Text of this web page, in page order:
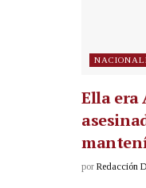
Ella era
por Redacción